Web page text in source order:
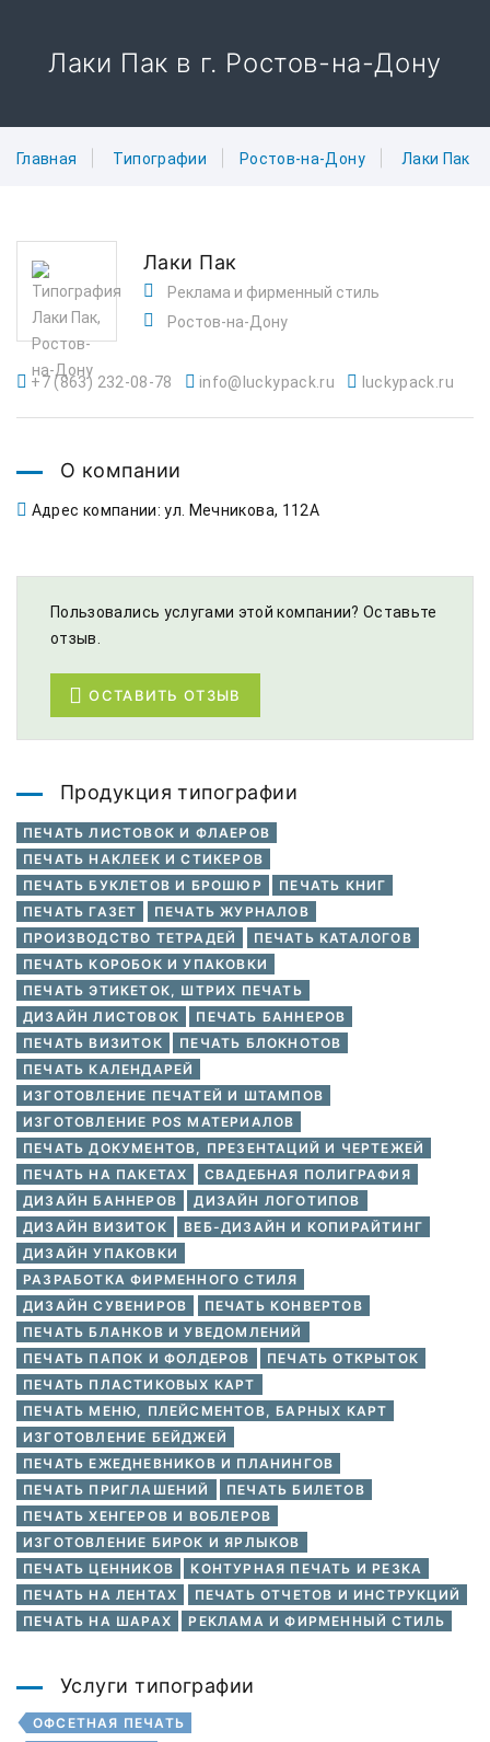
Лаки Пак в г. Ростов-на-Дону
Главная Типографии Ростов-на-Дону Лаки Пак
Лаки Пак
Реклама и фирменный стиль
Ростов-на-Дону
+7 (863) 232-08-78 info@luckypack.ru luckypack.ru
О компании
Адрес компании: ул. Мечникова, 112А
Пользовались услугами этой компании? Оставьте
отзыв.
ОСТАВИТЬ ОТЗЫВ
Продукция типографии
ПЕЧАТЬ ЛИСТОВОК И ФЛАЕРОВ
ПЕЧАТЬ НАКЛЕЕК И СТИКЕРОВ
ПЕЧАТЬ БУКЛЕТОВ И БРОШЮР
ПЕЧАТЬ КНИГ
ПЕЧАТЬ ГАЗЕТ
ПЕЧАТЬ ЖУРНАЛОВ
ПРОИЗВОДСТВО ТЕТРАДЕЙ
ПЕЧАТЬ КАТАЛОГОВ
ПЕЧАТЬ КОРОБОК И УПАКОВКИ
ПЕЧАТЬ ЭТИКЕТОК, ШТРИХ ПЕЧАТЬ
ДИЗАЙН ЛИСТОВОК
ПЕЧАТЬ БАННЕРОВ
ПЕЧАТЬ ВИЗИТОК
ПЕЧАТЬ БЛОКНОТОВ
ПЕЧАТЬ КАЛЕНДАРЕЙ
ИЗГОТОВЛЕНИЕ ПЕЧАТЕЙ И ШТАМПОВ
ИЗГОТОВЛЕНИЕ POS МАТЕРИАЛОВ
ПЕЧАТЬ ДОКУМЕНТОВ, ПРЕЗЕНТАЦИЙ И ЧЕРТЕЖЕЙ
ПЕЧАТЬ НА ПАКЕТАХ
СВАДЕБНАЯ ПОЛИГРАФИЯ
ДИЗАЙН БАННЕРОВ
ДИЗАЙН ЛОГОТИПОВ
ДИЗАЙН ВИЗИТОК
ВЕБ-ДИЗАЙН И КОПИРАЙТИНГ
ДИЗАЙН УПАКОВКИ
РАЗРАБОТКА ФИРМЕННОГО СТИЛЯ
ДИЗАЙН СУВЕНИРОВ
ПЕЧАТЬ КОНВЕРТОВ
ПЕЧАТЬ БЛАНКОВ И УВЕДОМЛЕНИЙ
ПЕЧАТЬ ПАПОК И ФОЛДЕРОВ
ПЕЧАТЬ ОТКРЫТОК
ПЕЧАТЬ ПЛАСТИКОВЫХ КАРТ
ПЕЧАТЬ МЕНЮ, ПЛЕЙСМЕНТОВ, БАРНЫХ КАРТ
ИЗГОТОВЛЕНИЕ БЕЙДЖЕЙ
ПЕЧАТЬ ЕЖЕДНЕВНИКОВ И ПЛАНИНГОВ
ПЕЧАТЬ ПРИГЛАШЕНИЙ
ПЕЧАТЬ БИЛЕТОВ
ПЕЧАТЬ ХЕНГЕРОВ И ВОБЛЕРОВ
ИЗГОТОВЛЕНИЕ БИРОК И ЯРЛЫКОВ
ПЕЧАТЬ ЦЕННИКОВ
КОНТУРНАЯ ПЕЧАТЬ И РЕЗКА
ПЕЧАТЬ НА ЛЕНТАХ
ПЕЧАТЬ ОТЧЕТОВ И ИНСТРУКЦИЙ
ПЕЧАТЬ НА ШАРАХ
РЕКЛАМА И ФИРМЕННЫЙ СТИЛЬ
Услуги типографии
ОФСЕТНАЯ ПЕЧАТЬ